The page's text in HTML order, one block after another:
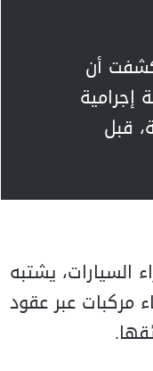
أن
قبل
السيارات، يشتبه
مركبات عبر عقود